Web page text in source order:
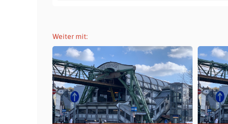
Weiter mit: